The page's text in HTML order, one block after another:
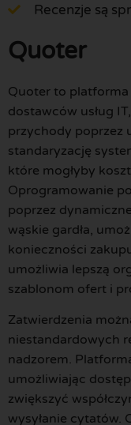
Recenzje są
Quoter
Quoter to
dostawców usług
przychody poprzez
standaryzację
które mogłyby
Oprogramowanie
poprzez
wąskie gardła,
konieczności
umożliwia lepszą
szablonom ofert i
Zatwierdzenia
niestandardowych
nadzorem.
umożliwiając
zwiększyć
wysyłanie cytatów.